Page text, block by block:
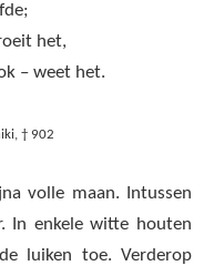
het,
– weet het.
† 902
volle maan. Intussen
In enkele witte houten
luiken toe. Verderop